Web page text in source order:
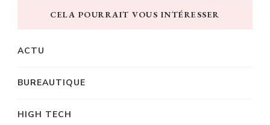
CELA POURRAIT VOUS INTÉRESSER
ACTU
BUREAUTIQUE
HIGH TECH